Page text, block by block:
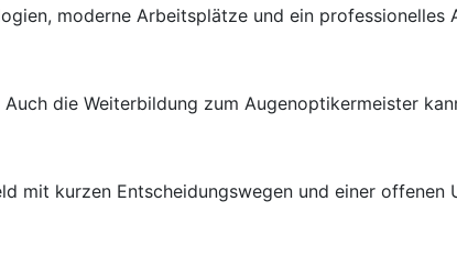
moderne Arbeitsplätze und ein professionelles
die Weiterbildung zum Augenoptikermeister
mit kurzen Entscheidungswegen und einer offenen